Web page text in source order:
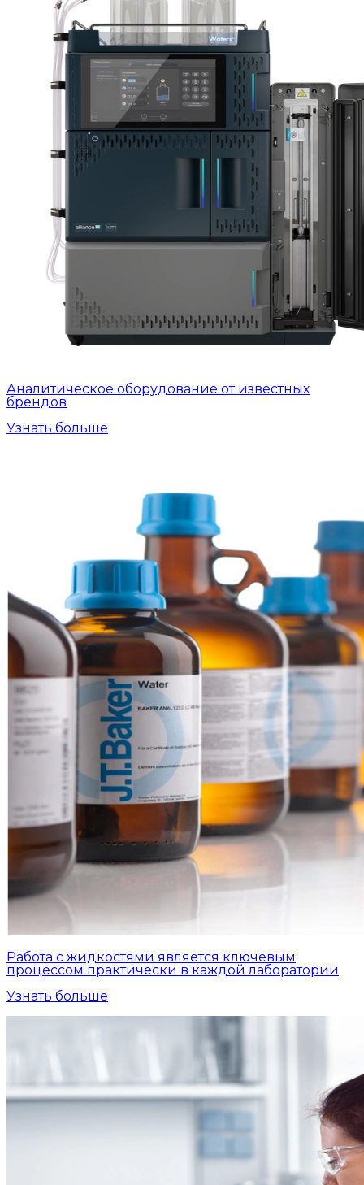
Аналитическое оборудование от известных
брендов
Узнать больше
Работа с жидкостями является ключевым
процессом практически в каждой лаборатории
Узнать больше